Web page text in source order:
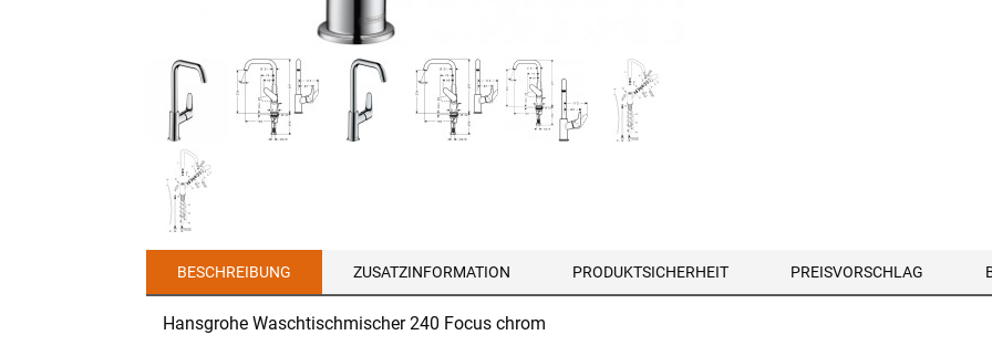
BESCHREIBUNG ZUSATZINFORMATION PRODUKTSICHERHEIT PREISVORSCHLAG
Hansgrohe Waschtischmischer 240 Focus chrom